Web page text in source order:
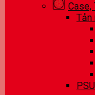
Case,
Tản